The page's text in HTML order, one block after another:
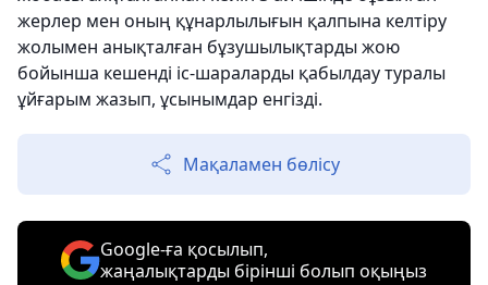
жерлер мен оның құнарлылығын қалпына келтіру
жолымен анықталған бұзушылықтарды жою
бойынша кешенді іс-шараларды қабылдау туралы
ұйғарым жазып, ұсынымдар енгізді.
Мақаламен бөлісу
Google-ға қосылып,
жаңалықтарды бірінші болып оқыңыз